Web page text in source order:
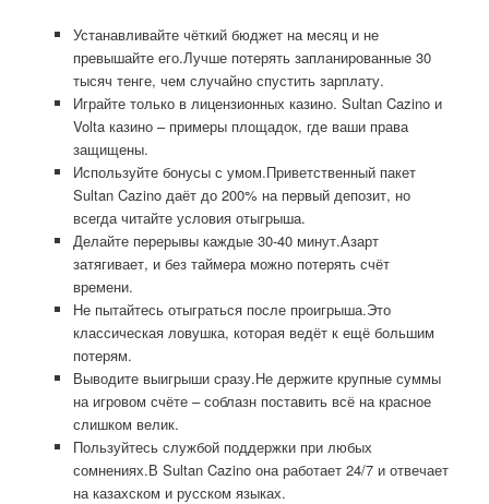
Устанавливайте чёткий бюджет на месяц и не
превышайте его.Лучше потерять запланированные 30
тысяч тенге, чем случайно спустить зарплату.
Играйте только в лицензионных казино. Sultan Cazino и
Volta казино – примеры площадок, где ваши права
защищены.
Используйте бонусы с умом.Приветственный пакет
Sultan Cazino даёт до 200% на первый депозит, но
всегда читайте условия отыгрыша.
Делайте перерывы каждые 30-40 минут.Азарт
затягивает, и без таймера можно потерять счёт
времени.
Не пытайтесь отыграться после проигрыша.Это
классическая ловушка, которая ведёт к ещё большим
потерям.
Выводите выигрыши сразу.Не держите крупные суммы
на игровом счёте – соблазн поставить всё на красное
слишком велик.
Пользуйтесь службой поддержки при любых
сомнениях.В Sultan Cazino она работает 24/7 и отвечает
на казахском и русском языках.